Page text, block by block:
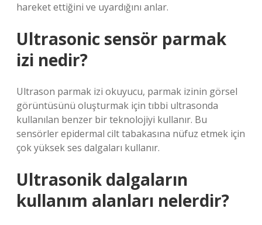
hareket ettiğini ve uyardığını anlar.
Ultrasonic sensör parmak
izi nedir?
Ultrason parmak izi okuyucu, parmak izinin görsel
görüntüsünü oluşturmak için tıbbi ultrasonda
kullanılan benzer bir teknolojiyi kullanır. Bu
sensörler epidermal cilt tabakasına nüfuz etmek için
çok yüksek ses dalgaları kullanır.
Ultrasonik dalgaların
kullanım alanları nelerdir?